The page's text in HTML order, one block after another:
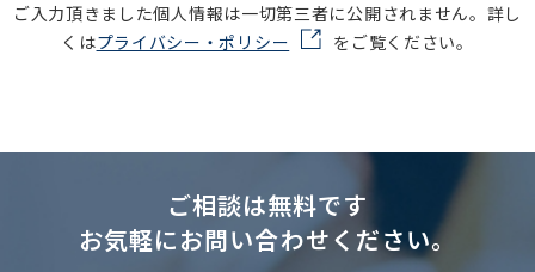
ご入力頂きました個人情報は一切第三者に公開されません。詳し
くはプライバシー・ポリシー をご覧ください。
ご相談は無料です
お気軽にお問い合わせください。